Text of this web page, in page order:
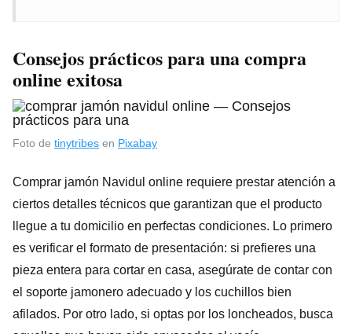
Consejos prácticos para una compra
online exitosa
Foto de tinytribes en Pixabay
Comprar jamón Navidul online requiere prestar atención a
ciertos detalles técnicos que garantizan que el producto
llegue a tu domicilio en perfectas condiciones. Lo primero
es verificar el formato de presentación: si prefieres una
pieza entera para cortar en casa, asegúrate de contar con
el soporte jamonero adecuado y los cuchillos bien
afilados. Por otro lado, si optas por los loncheados, busca